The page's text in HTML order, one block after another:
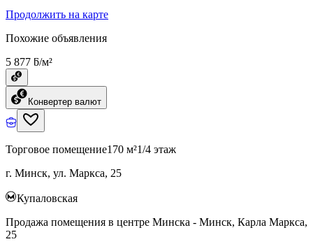
Продолжить на карте
Похожие объявления
5 877 ƃ/м²
Конвертер валют
Торговое помещение170 м²1/4 этаж
г. Минск, ул. Маркса, 25
Купаловская
Продажа помещения в центре Минска - Минск, Карла Маркса,
25